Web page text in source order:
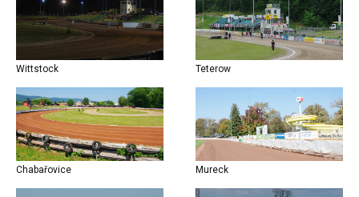
Wittstock Teterow
Chabařovice Mureck